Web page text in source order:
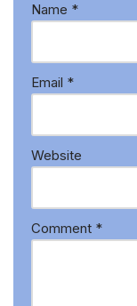
Name *
Email *
Website
Comment *